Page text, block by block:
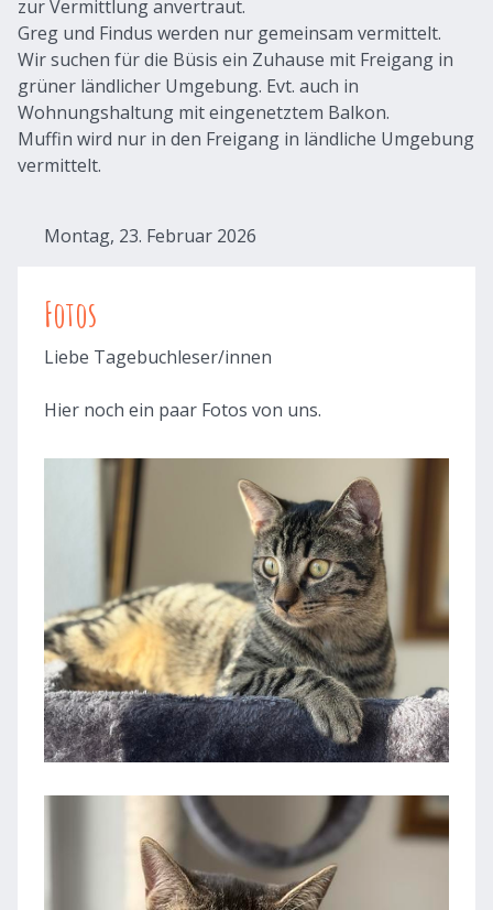
zur Vermittlung anvertraut.
Greg und Findus werden nur gemeinsam vermittelt.
Wir suchen für die Büsis ein Zuhause mit Freigang in
grüner ländlicher Umgebung. Evt. auch in
Wohnungshaltung mit eingenetztem Balkon.
Muffin wird nur in den Freigang in ländliche Umgebung
vermittelt.
Montag, 23. Februar 2026
Fotos
Liebe Tagebuchleser/innen
Hier noch ein paar Fotos von uns.